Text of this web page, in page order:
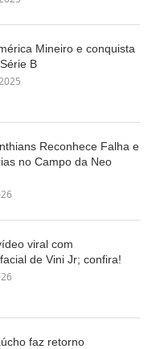
Mineiro e conquista
B
Reconhece Falha e
no Campo da Neo
viral com
de Vini Jr; confira!
faz retorno